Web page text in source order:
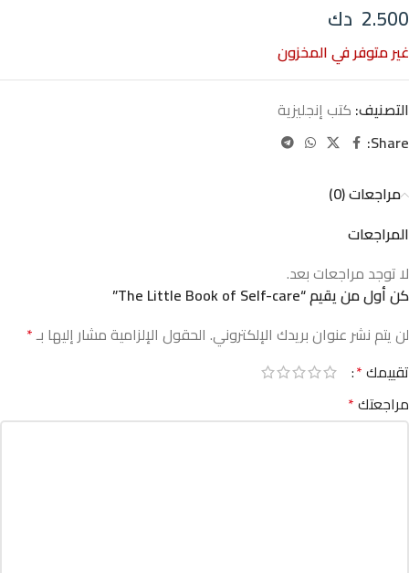
2.500 دك
غير متوفر في المخزون
التصنيف: كتب إنجليزية
Share:
مراجعات (0)
المراجعات
لا توجد مراجعات بعد.
كن أول من يقيم “The Little Book of Self-care”
لن يتم نشر عنوان بريدك الإلكتروني. الحقول الإلزامية مشار إليها بـ*
تقييمك*
مراجعتك*